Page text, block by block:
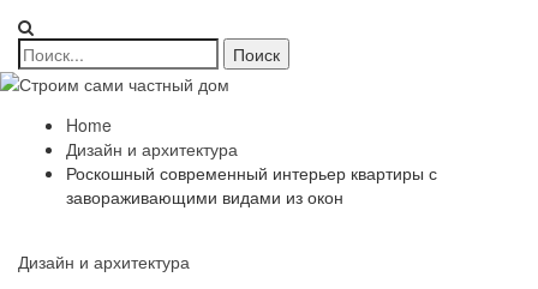
Home
Дизайн и архитектура
Роскошный современный интерьер квартиры с
завораживающими видами из окон
Дизайн и архитектура